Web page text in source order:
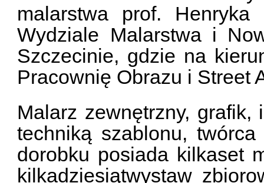
malarstwa prof.
Wydziale Malarstwa i
Szczecinie, gdzie na
Pracownię Obrazu i Street
Malarz zewnętrzny, grafik,
techniką szablonu,
dorobku posiada kilkaset
kilkadziesiątwystaw